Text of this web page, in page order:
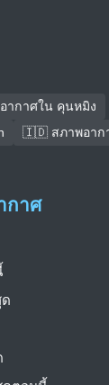
กาศใน คุนหมิง
🇮🇩 สภาพอาก
กาศ